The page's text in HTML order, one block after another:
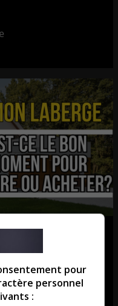
pour vendre
pour
personnel
: